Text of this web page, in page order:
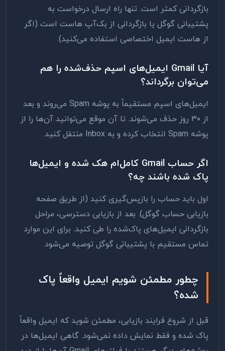
بازگردانی کمتر است. تنها راه ارسال درخواست به
پشتیبانی گوگل یا بازگردانی از بک‌آپ هاست است (اگر
از هاست ایمیل اختصاصی استفاده می‌کنید).
آیا Gmail ایمیل‌های اسپم حذف‌شده را هم
می‌توان برگرداند؟
ایمیل‌های اسپم مستقیماً به پوشه Spam می‌روند و بعد
از ۳۰ روز حذف می‌شوند. تا آن موقع می‌توانید آن‌ها را از
پوشه Spam انتخاب کرده و به Inbox منتقل کنید.
اگر حساب Gmail کامل‌ام هک شده و ایمیل‌ها
پاک شده باشند چه؟
اول باید حساب را بازپس‌گیری کنید (از طریق صفحه
بازیابی حساب گوگل). بعد از بازیابی دسترسی، مراحل
بازگردانی ایمیل‌های پاک‌شده را طی کنید. برای این موارد
تماس مستقیم با پشتیبانی گوگل توصیه می‌شود.
چطور مطمئن شویم ایمیل واقعاً پاک
شده؟
قبل از شروع فرایند بازیابی، مطمئن شوید که ایمیل واقعاً
پاک شده و فقط نمایش داده نمی‌شود. گاهی ایمیل‌ها در